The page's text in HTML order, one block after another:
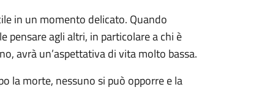
in un momento delicato. Quando
pensare agli altri, in particolare a chi è
avrà un’aspettativa di vita molto bassa.
la morte, nessuno si può opporre e la